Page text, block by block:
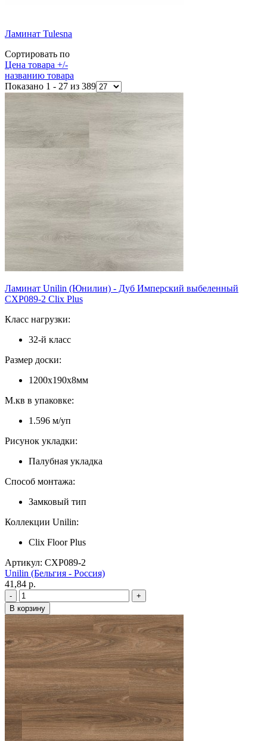
Ламинат Tulesna
Сортировать по
Цена товара +/-
названию товара
Показано 1 - 27 из 389
Ламинат Unilin (Юнилин) - Дуб Имперский выбеленный
CXP089-2 Clix Plus
Класс нагрузки:
32-й класс
Размер доски:
1200х190х8мм
М.кв в упаковке:
1.596 м/уп
Рисунок укладки:
Палубная укладка
Способ монтажа:
Замковый тип
Коллекции Unilin:
Clix Floor Plus
Артикул: CXP089-2
Unilin (Бельгия - Россия)
41,84 p.